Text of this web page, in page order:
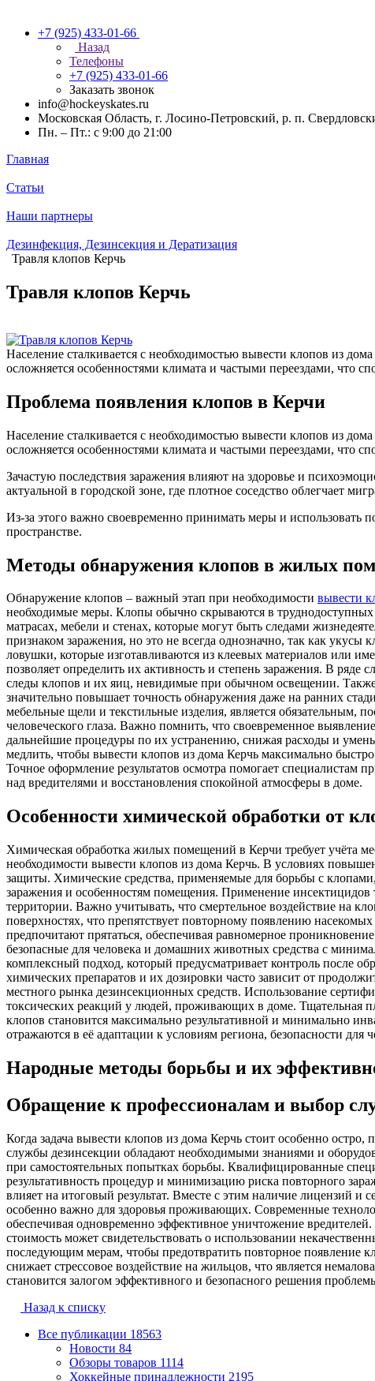
+7 (925) 433-01-66
Назад
Телефоны
+7 (925) 433-01-66
Заказать звонок
info@hockeyskates.ru
Московская Область, г. Лосино-Петровский, р. п.
Пн. – Пт.: с 9:00 до 21:00
Главная
Статьи
Наши партнеры
Дезинфекция, Дезинсекция и Дератизация
Травля клопов Керчь
Травля клопов Керчь
Население сталкивается с необходимостью вывести клопов из
осложняется особенностями климата и частыми переездами, что
Проблема появления клопов в Керчи
Население сталкивается с необходимостью вывести клопов из
осложняется особенностями климата и частыми переездами, что
Зачастую последствия заражения влияют на здоровье и
актуальной в городской зоне, где плотное соседство облегчает
Из-за этого важно своевременно принимать меры и
пространстве.
Методы обнаружения клопов в жилых
Обнаружение клопов – важный этап при необходимости вывести
необходимые меры. Клопы обычно скрываются в
матрасах, мебели и стенах, которые могут быть следами
признаком заражения, но это не всегда однозначно, так как
ловушки, которые изготавливаются из клеевых материалов или
позволяет определить их активность и степень заражения. В
следы клопов и их яиц, невидимые при обычном освещении.
значительно повышает точность обнаружения даже на ранних
мебельные щели и текстильные изделия, является обязательным,
человеческого глаза. Важно помнить, что своевременное
дальнейшие процедуры по их устранению, снижая расходы и
медлить, чтобы вывести клопов из дома Керчь максимально
Точное оформление результатов осмотра помогает специалистам
над вредителями и восстановления спокойной атмосферы в доме.
Особенности химической обработки от
Химическая обработка жилых помещений в Керчи требует учёта
необходимости вывести клопов из дома Керчь. В условиях
защиты. Химические средства, применяемые для борьбы с
заражения и особенностям помещения. Применение инсектицидов
территории. Важно учитывать, что смертельное воздействие на
поверхностях, что препятствует повторному появлению
предпочитают прятаться, обеспечивая равномерное
безопасные для человека и домашних животных средства с
комплексный подход, который предусматривает контроль после
химических препаратов и их дозировки часто зависит от
местного рынка дезинсекционных средств. Использование
токсических реакций у людей, проживающих в доме. Тщательная
клопов становится максимально результативной и минимально
отражаются в её адаптации к условиям региона, безопасности для
Народные методы борьбы и их
Обращение к профессионалам и выбор
Когда задача вывести клопов из дома Керчь стоит особенно
службы дезинсекции обладают необходимыми знаниями и
при самостоятельных попытках борьбы. Квалифицированные
результативность процедур и минимизацию риска повторного
влияет на итоговый результат. Вместе с этим наличие лицензий
особенно важно для здоровья проживающих. Современные
обеспечивая одновременно эффективное уничтожение
стоимость может свидетельствовать о использовании
последующим мерам, чтобы предотвратить повторное появление
снижает стрессовое воздействие на жильцов, что является
становится залогом эффективного и безопасного решения
Назад к списку
Все публикации 18563
Новости 84
Обзоры товаров 1114
Хоккейные принадлежности 2195